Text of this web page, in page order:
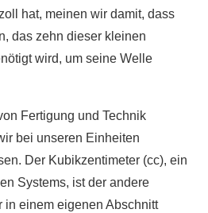
hat, meinen wir damit, dass
das zehn dieser kleinen
wird, um seine Welle
Fertigung und Technik
bei unseren Einheiten
Der Kubikzentimeter (cc), ein
Systems, ist der andere
in einem eigenen Abschnitt